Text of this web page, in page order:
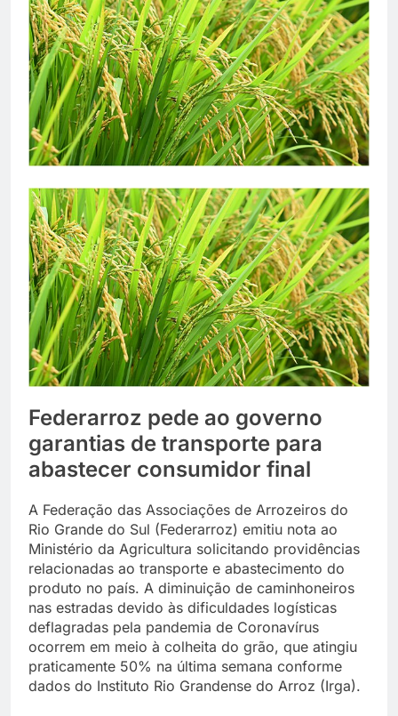
Federarroz pede ao governo
garantias de transporte para
abastecer consumidor final
A Federação das Associações de Arrozeiros do
Rio Grande do Sul (Federarroz) emitiu nota ao
Ministério da Agricultura solicitando providências
relacionadas ao transporte e abastecimento do
produto no país. A diminuição de caminhoneiros
nas estradas devido às dificuldades logísticas
deflagradas pela pandemia de Coronavírus
ocorrem em meio à colheita do grão, que atingiu
praticamente 50% na última semana conforme
dados do Instituto Rio Grandense do Arroz (Irga).